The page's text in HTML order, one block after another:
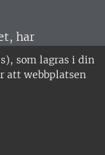
som lagras i din
att webbplatsen
har
är
•